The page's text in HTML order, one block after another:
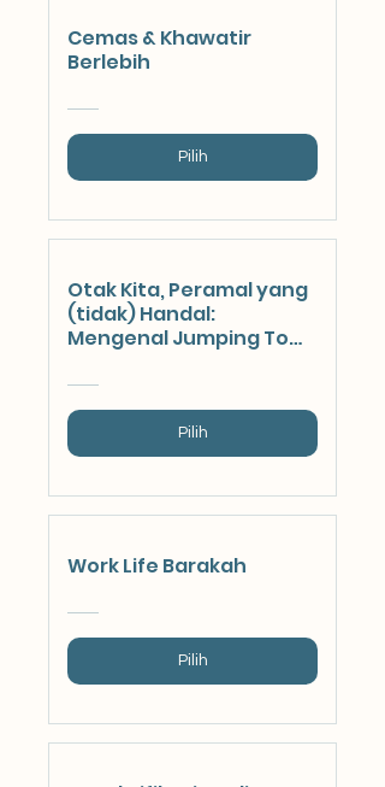
Cemas & Khawatir
Berlebih
Pilih
Otak Kita, Peramal yang
(tidak) Handal:
Mengenal Jumping To
Overthinking
Pilih
Work Life Barakah
Pilih